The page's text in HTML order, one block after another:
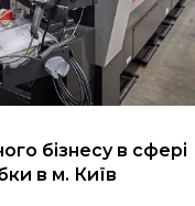
бізнесу в сфері
в м. Київ